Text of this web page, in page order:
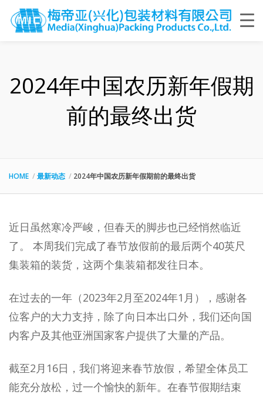
2024年中国农历新年假期
前的最终出货
HOME 最新动态 2024年中国农历新年假期前的最终出货
近日虽然寒冷严峻，但春天的脚步也已经悄然临近
了。 本周我们完成了春节放假前的最后两个40英尺
集装箱的装货，这两个集装箱都发往日本。
在过去的一年（2023年2月至2024年1月），感谢各
位客户的大力支持，除了向日本出口外，我们还向国
内客户及其他亚洲国家客户提供了大量的产品。
截至2月16日，我们将迎来春节放假，希望全体员工
能充分放松，过一个愉快的新年。在春节假期结束